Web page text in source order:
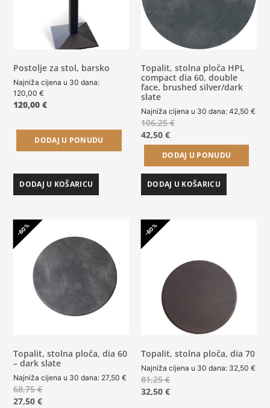
Postolje za stol, barsko
Najniža cijena u 30 dana:
120,00€
120,00€
DODAJ U PONUDU
DODAJ U KOŠARICU
Topalit, stolna ploča HPL
compact dia 60, double
face, brushed silver/dark
slate
Najniža cijena u 30 dana: 42,50 €
106,25€
42,50 €
DODAJ U PONUDU
DODAJ U KOŠARICU
-60%
Topalit, stolna ploča, dia 60
– dark slate
Najniža cijena u 30 dana: 27,50€
68,75€
27,50€
-60%
Topalit, stolna ploča, dia 70
Najniža cijena u 30 dana: 32,50 €
81,25€
32,50 €